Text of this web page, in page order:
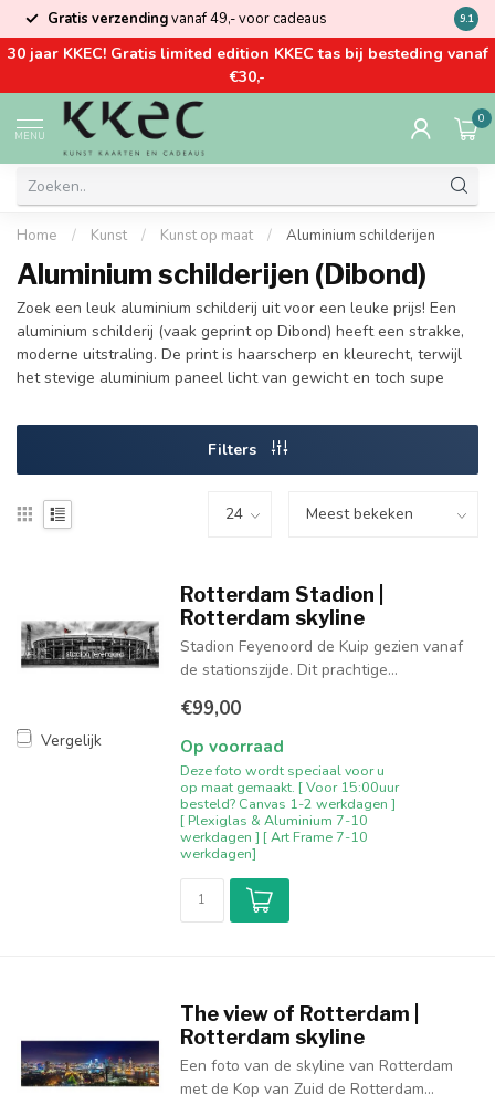
Gratis verzendingvanaf 49,- voor cadeaus Kom
9.1
30 jaar KKEC! Gratis limited edition KKEC tas bij besteding vanaf
€30,-
MENU
0
Home / Kunst / Kunst op maat / Aluminium schilderijen
Aluminium schilderijen (Dibond)
Zoek een leuk aluminium schilderij uit voor een leuke prijs! Een
aluminium schilderij (vaak geprint op Dibond) heeft een strakke,
moderne uitstraling. De print is haarscherp en kleurecht, terwijl
het stevige aluminium paneel licht van gewicht en toch supe
Filters
Vergelijk
Rotterdam Stadion |
Rotterdam skyline
Stadion Feyenoord de Kuip gezien vanaf
de stationszijde. Dit prachtige...
€99,00
Op voorraad
Deze foto wordt speciaal voor u
op maat gemaakt. [ Voor 15:00uur
besteld? Canvas 1-2 werkdagen ]
[ Plexiglas & Aluminium 7-10
werkdagen ] [ Art Frame 7-10
werkdagen]
The view of Rotterdam |
Rotterdam skyline
Een foto van de skyline van Rotterdam
met de Kop van Zuid de Rotterdam...